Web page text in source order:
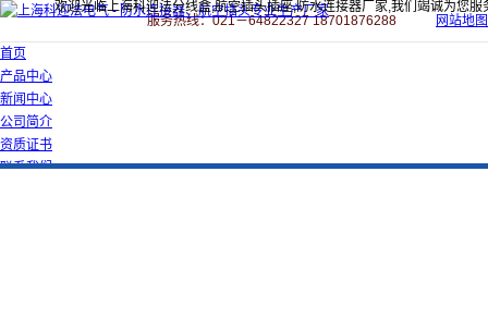
欢迎光临上海科迎法分线盒,航空插头插座,防水连接器厂家,我们竭诚为您服
服务热线：021－64822327 18701876288
网站地图
首页
产品中心
新闻中心
公司简介
资质证书
联系我们